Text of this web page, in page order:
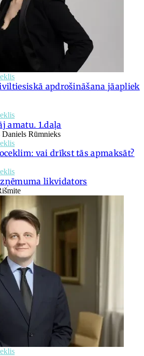
apdrošināšana jāapliek
amatu. 1.daļa
Daniels Rūmnieks
vai drīkst tās apmaksāt?
likvidators